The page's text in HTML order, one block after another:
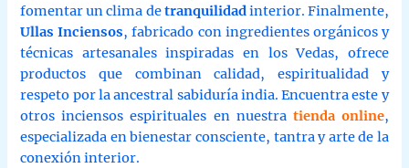
fomentar un clima detranquilidadinterior. Finalmente,
Ullas Inciensos, fabricado con ingredientes orgánicos y
técnicas artesanales inspiradas en los Vedas, ofrece
productos que combinan calidad, espiritualidad y
respeto por la ancestral sabiduría india. Encuentra este y
otros inciensos espirituales en nuestra tienda online,
especializada en bienestar consciente, tantra y arte de la
conexión interior.